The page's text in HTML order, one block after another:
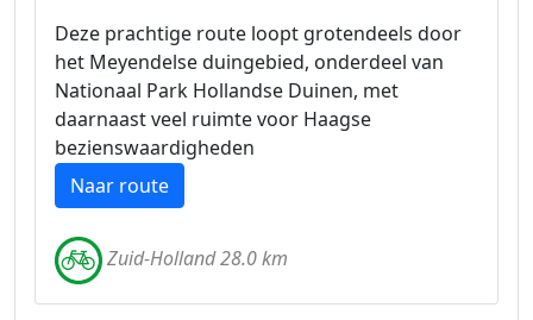
Deze prachtige route loopt grotendeels door
het Meyendelse duingebied, onderdeel van
Nationaal Park Hollandse Duinen, met
daarnaast veel ruimte voor Haagse
bezienswaardigheden
Naar route
Zuid-Holland 28.0 km